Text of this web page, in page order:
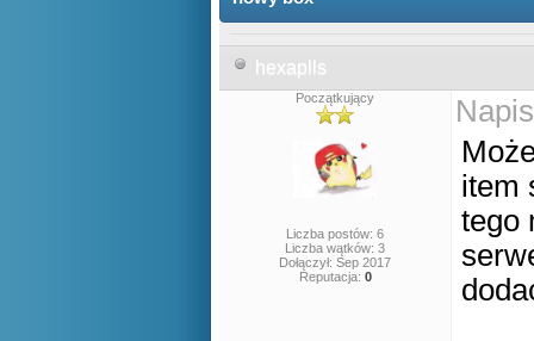
hexaplls
Początkujący
Liczba postów: 6
Liczba wątków: 3
Dołączył: Sep 2017
Reputacja: 0
item
tego